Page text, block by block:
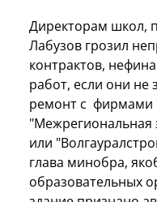
Директорам школ,
Лабузов грозил
контрактов,
работ, если они не
ремонт с фирмами
"Межрегиональная
или
глава минобра,
образовательных